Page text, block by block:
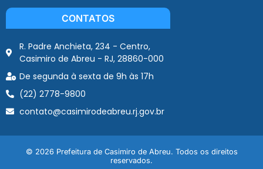
CONTATOS
R. Padre Anchieta, 234 - Centro,
Casimiro de Abreu - RJ, 28860-000
De segunda à sexta de 9h às 17h
(22) 2778-9800
contato@casimirodeabreu.rj.gov.br
© 2026 Prefeitura de Casimiro de Abreu. Todos os direitos
reservados.